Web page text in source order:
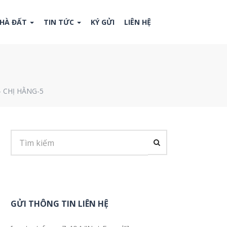
ĐẤT TIN TỨC KÝ GỬI LIÊN HỆ
CHỊ HẰNG-5
GỬI THÔNG TIN LIÊN HỆ